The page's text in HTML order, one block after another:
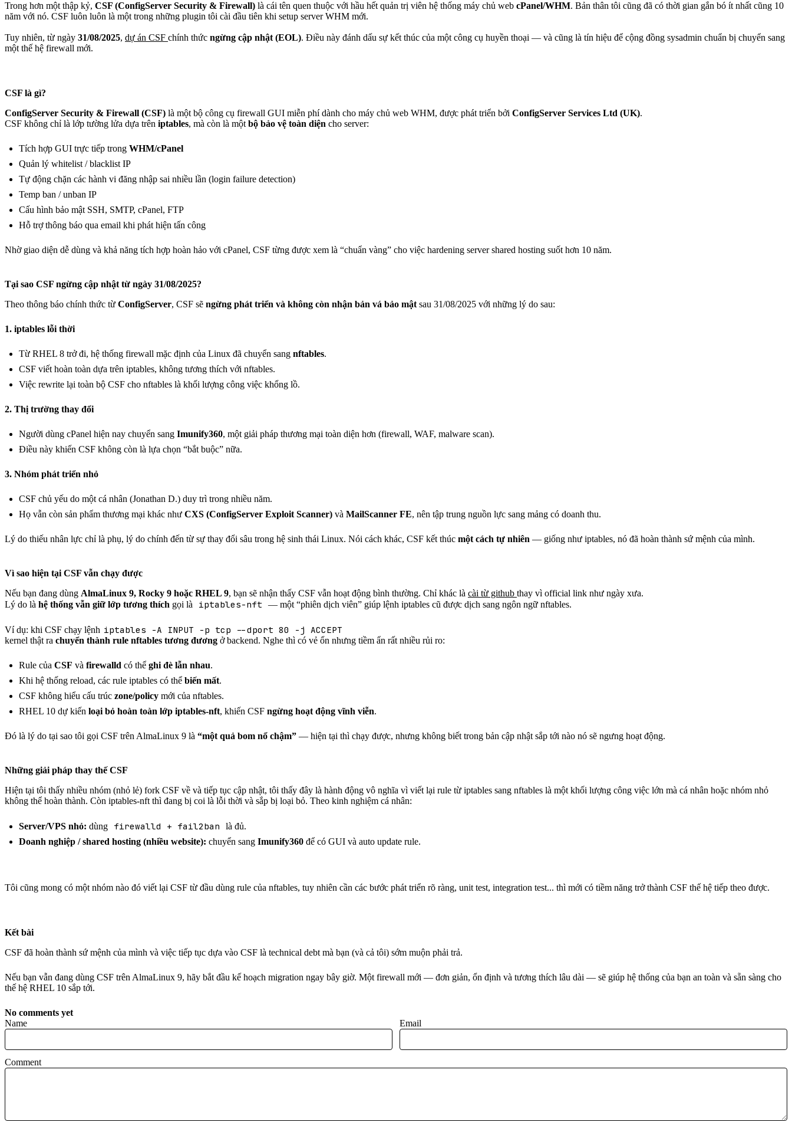
Trong hơn một thập kỷ, CSF (ConfigServer Security & Firewall) là cái tên quen thuộc với hầu hết quản trị viên hệ thống máy chủ web cPanel/WHM. Bản thân tôi cũng đã có thời gian gắn bó ít nhất cũng 10
năm với nó. CSF luôn luôn là một trong những plugin tôi cài đầu tiên khi setup server WHM mới.
Tuy nhiên, từ ngày 31/08/2025, dự án CSF chính thức ngừng cập nhật (EOL). Điều này đánh dấu sự kết thúc của một công cụ huyền thoại — và cũng là tín hiệu để cộng đồng sysadmin chuẩn bị chuyển sang
một thế hệ firewall mới.
CSF là gì?
ConfigServer Security & Firewall (CSF) là một bộ công cụ firewall GUI miễn phí dành cho máy chủ web WHM, được phát triển bởi ConfigServer Services Ltd (UK).
CSF không chỉ là lớp tường lửa dựa trên iptables, mà còn là một bộ bảo vệ toàn diện cho server:
Tích hợp GUI trực tiếp trong WHM/cPanel
Quản lý whitelist / blacklist IP
Tự động chặn các hành vi đăng nhập sai nhiều lần (login failure detection)
Temp ban / unban IP
Cấu hình bảo mật SSH, SMTP, cPanel, FTP
Hỗ trợ thông báo qua email khi phát hiện tấn công
Nhờ giao diện dễ dùng và khả năng tích hợp hoàn hảo với cPanel, CSF từng được xem là “chuẩn vàng” cho việc hardening server shared hosting suốt hơn 10 năm.
Tại sao CSF ngừng cập nhật từ ngày 31/08/2025?
Theo thông báo chính thức từ ConfigServer, CSF sẽ ngừng phát triển và không còn nhận bản vá bảo mật sau 31/08/2025 với những lý do sau:
1. iptables lỗi thời
Từ RHEL 8 trở đi, hệ thống firewall mặc định của Linux đã chuyển sang nftables.
CSF viết hoàn toàn dựa trên iptables, không tương thích với nftables.
Việc rewrite lại toàn bộ CSF cho nftables là khối lượng công việc khổng lồ.
2. Thị trường thay đổi
Người dùng cPanel hiện nay chuyển sang Imunify360, một giải pháp thương mại toàn diện hơn (firewall, WAF, malware scan).
Điều này khiến CSF không còn là lựa chọn “bắt buộc” nữa.
3. Nhóm phát triển nhỏ
CSF chủ yếu do một cá nhân (Jonathan D.) duy trì trong nhiều năm.
Họ vẫn còn sản phẩm thương mại khác như CXS (ConfigServer Exploit Scanner) và MailScanner FE, nên tập trung nguồn lực sang mảng có doanh thu.
Lý do thiếu nhân lực chỉ là phụ, lý do chính đến từ sự thay đổi sâu trong hệ sinh thái Linux. Nói cách khác, CSF kết thúc một cách tự nhiên — giống như iptables, nó đã hoàn thành sứ mệnh của mình.
Vì sao hiện tại CSF vẫn chạy được
Nếu bạn đang dùng AlmaLinux 9, Rocky 9 hoặc RHEL 9, bạn sẽ nhận thấy CSF vẫn hoạt động bình thường. Chỉ khác là cài từ github thay vì official link như ngày xưa.
Lý do là hệ thống vẫn giữ lớp tương thích gọi là iptables-nft — một “phiên dịch viên” giúp lệnh iptables cũ được dịch sang ngôn ngữ nftables.
Ví dụ: khi CSF chạy lệnh iptables -A INPUT -p tcp --dport 80 -j ACCEPT
kernel thật ra chuyển thành rule nftables tương đương ở backend. Nghe thì có vẻ ổn nhưng tiềm ẩn rất nhiều rủi ro:
Rule của CSF và firewalld có thể ghi đè lẫn nhau.
Khi hệ thống reload, các rule iptables có thể biến mất.
CSF không hiểu cấu trúc zone/policy mới của nftables.
RHEL 10 dự kiến loại bỏ hoàn toàn lớp iptables-nft, khiến CSF ngừng hoạt động vĩnh viễn.
Đó là lý do tại sao tôi gọi CSF trên AlmaLinux 9 là “một quả bom nổ chậm” — hiện tại thì chạy được, nhưng không biết trong bản cập nhật sắp tới nào nó sẽ ngưng hoạt động.
Những giải pháp thay thế CSF
Hiện tại tôi thấy nhiều nhóm (nhỏ lẻ) fork CSF về và tiếp tục cập nhật, tôi thấy đây là hành động vô nghĩa vì viết lại rule từ iptables sang nftables là một khối lượng công việc lớn mà cá nhân hoặc nhóm nhỏ
không thể hoàn thành. Còn iptables-nft thì đang bị coi là lỗi thời và sắp bị loại bỏ. Theo kinh nghiệm cá nhân:
Server/VPS nhỏ: dùng firewalld + fail2ban
là đủ.
Doanh nghiệp / shared hosting (nhiều website): chuyển sang Imunify360 để có GUI và auto update rule.
Tôi cũng mong có một nhóm nào đó viết lại CSF từ đầu dùng rule của nftables, tuy nhiên cần các bước phát triển rõ ràng, unit test, integration test... thì mới có tiềm năng trở thành CSF thế hệ tiếp theo được.
Kết bài
CSF đã hoàn thành sứ mệnh của mình và việc tiếp tục dựa vào CSF là technical debt mà bạn (và cả tôi) sớm muộn phải trả.
Nếu bạn vẫn đang dùng CSF trên AlmaLinux 9, hãy bắt đầu kế hoạch migration ngay bây giờ. Một firewall mới — đơn giản, ổn định và tương thích lâu dài — sẽ giúp hệ thống của bạn an toàn và sẵn sàng cho
thế hệ RHEL 10 sắp tới.
No comments yet
Name
Email
Comment